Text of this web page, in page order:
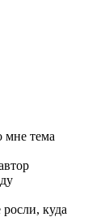
мне тема
куда